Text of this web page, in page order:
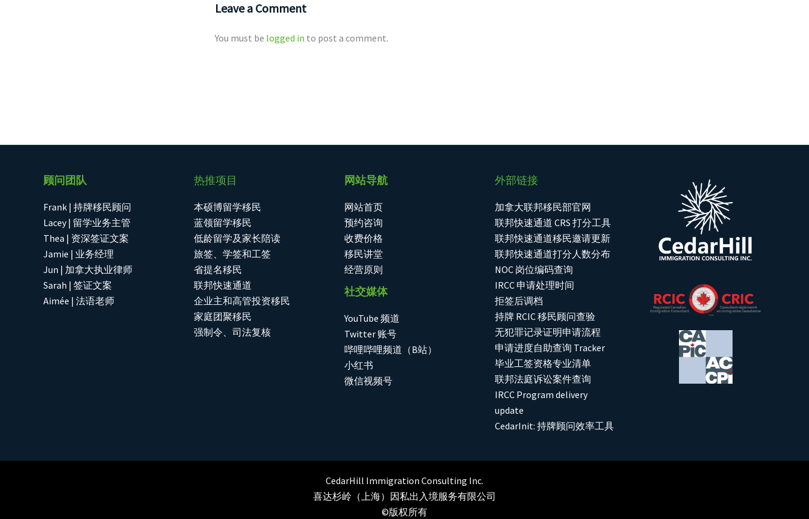
Leave a Comment
You must be logged in to post a comment.
顾问团队
Frank | 持牌移民顾问
Lacey | 留学业务主管
Thea | 资深签证文案
Jamie | 业务经理
Jun | 加拿大执业律师
Sarah | 签证文案
Aimée | 法语老师
热推项目
本硕博留学移民
蓝领留学移民
低龄留学及家长陪读
旅签、学签和工签
省提名移民
联邦快速通道
企业主和高管投资移民
家庭团聚移民
强制令、司法复核
网站导航
网站首页
预约咨询
收费价格
移民讲堂
经营原则
社交媒体
YouTube 频道
Twitter 账号
哔哩哔哩频道（B站）
小红书
微信视频号
外部链接
加拿大联邦移民部官网
联邦快速通道 CRS 打分工具
联邦快速通道移民邀请更新
联邦快速通道打分人数分布
NOC 岗位编码查询
IRCC 申请处理时间
拒签后调档
持牌 RCIC 移民顾问查验
无犯罪记录证明申请流程
申请进度自助查询 Tracker
毕业工签资格专业清单
联邦法庭诉讼案件查询
IRCC Program delivery
update
CedarInit: 持牌顾问效率工具
CedarHill Immigration Consulting Inc.
喜达杉岭（上海）因私出入境服务有限公司
©版权所有